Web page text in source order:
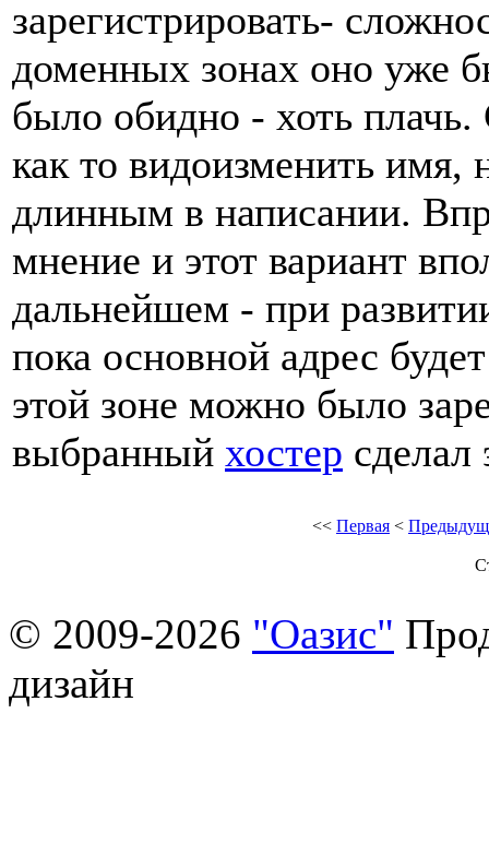
зарегистрировать-
доменных зонах оно уже
было обидно - хоть
как то видоизменить имя,
длинным в написании.
мнение и этот вариант
дальнейшем - при
пока основной адрес
этой зоне можно было
выбранный хостер сделал
<< Первая <
© 2009-2026 "Оазис"
дизайн